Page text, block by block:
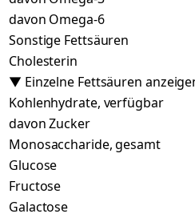
davon Omega-6
Sonstige Fettsäuren
Cholesterin
▼ Einzelne Fettsäuren
Kohlenhydrate, verfügbar
davon Zucker
Monosaccharide, gesamt
Glucose
Fructose
Galactose